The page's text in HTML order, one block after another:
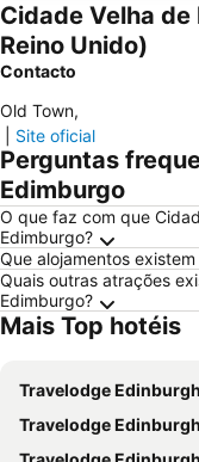
Cidade Velha
Reino Unido)
Contacto
Old Town,
Site oficial
Perguntas
Edimburgo
O que faz com que
Edimburgo?
Que alojamentos
Quais outras atrações
Edimburgo?
Mais Top hotéis
Travelodge Edinburgh Central
Travelodge Edinburgh